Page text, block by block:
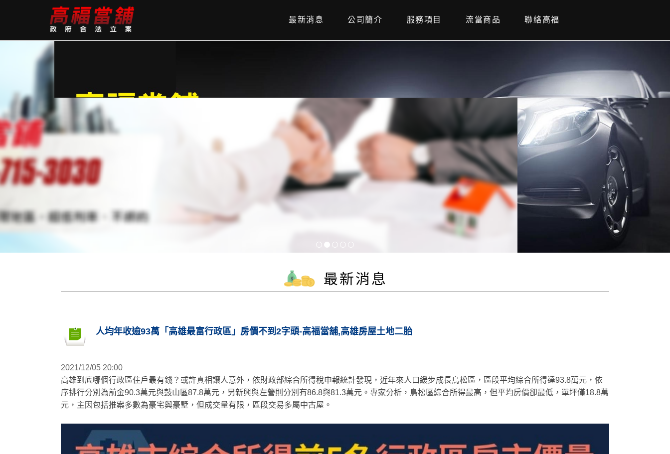
最新消息 公司簡介 服務項目 流當商品 聯絡高福
最新消息
人均年收逾93萬「高雄最富行政區」房價不到2字頭-高福當舖,高雄房屋土地二胎
2021/12/05 20:00
高雄到底哪個行政區住戶最有錢？或許真相讓人意外，依財政部綜合所得稅申報統計發現，近年來人口緩步成長鳥松區，區段平均綜合所得達93.8萬元，依
序排行分別為前金90.3萬元與鼓山區87.8萬元，另新興與左營則分別有86.8與81.3萬元。專家分析，鳥松區綜合所得最高，但平均房價卻最低，單坪僅18.8萬
元，主因包括推案多數為豪宅與豪墅，但成交量有限，區段交易多屬中古屋。